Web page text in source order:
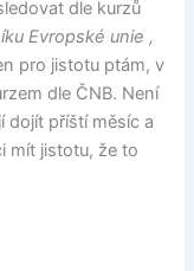
dle kurzů
Evropské unie ,
pro jistotu ptám, v
dle ČNB. Není
dojít příští měsíc a
mít jistotu, že to